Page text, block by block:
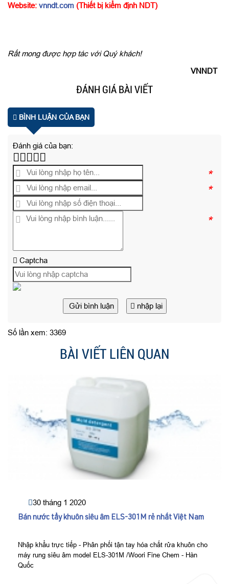
Website: vnndt.com (Thiết bị kiểm định NDT)
Rất mong được hợp tác với Quý khách!
VNNDT
ĐÁNH GIÁ BÀI VIẾT
BÌNH LUẬN CỦA BẠN
Đánh giá của bạn:
*
*
*
Captcha
Gửi bình luận nhập lại
Số lần xem: 3369
BÀI VIẾT LIÊN QUAN
30 tháng 1 2020
Bán nước tẩy khuôn siêu âm ELS-301M rẻ nhất Việt Nam
Nhập khẩu trực tiếp - Phân phối tận tay hóa chất rửa khuôn cho
máy rung siêu âm model ELS-301M /Woori Fine Chem - Hàn
Quốc